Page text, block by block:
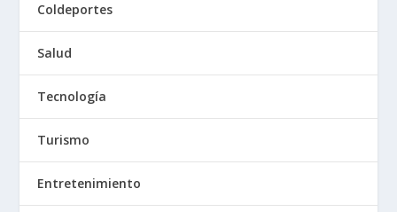
Coldeportes
Salud
Tecnología
Turismo
Entretenimiento